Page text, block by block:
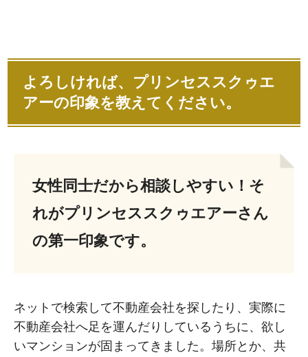
よろしければ、プリンセススクゥエ
アーの印象を教えてください。
女性同士だから相談しやすい！そ
れがプリンセススクゥエアーさん
の第一印象です。
ネットで検索して不動産会社を探したり、実際に
不動産会社へ足を運んだりしているうちに、欲し
いマンションが固まってきました。場所とか、共